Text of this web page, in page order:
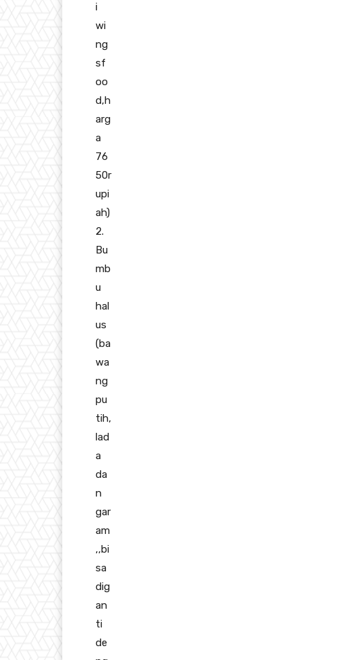
i
wi
ng
sf
oo
d,h
arg
a
76
50r
upi
ah)
2.
Bu
mb
u
hal
us
(ba
wa
ng
pu
tih,
lad
a
da
n
gar
am
,,bi
sa
dig
an
ti
de